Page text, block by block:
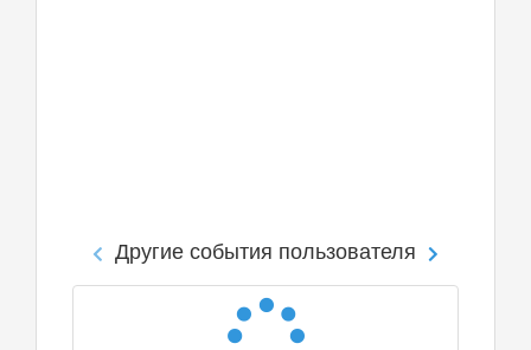
Другие события пользователя